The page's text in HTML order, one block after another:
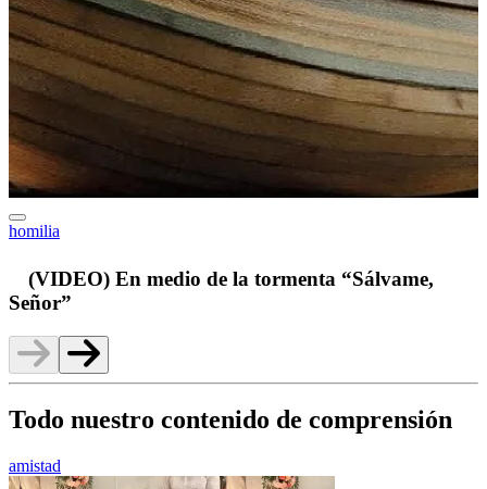
homilia
(VIDEO) En medio de la tormenta “Sálvame,
Señor”
Todo nuestro contenido de comprensión
amistad